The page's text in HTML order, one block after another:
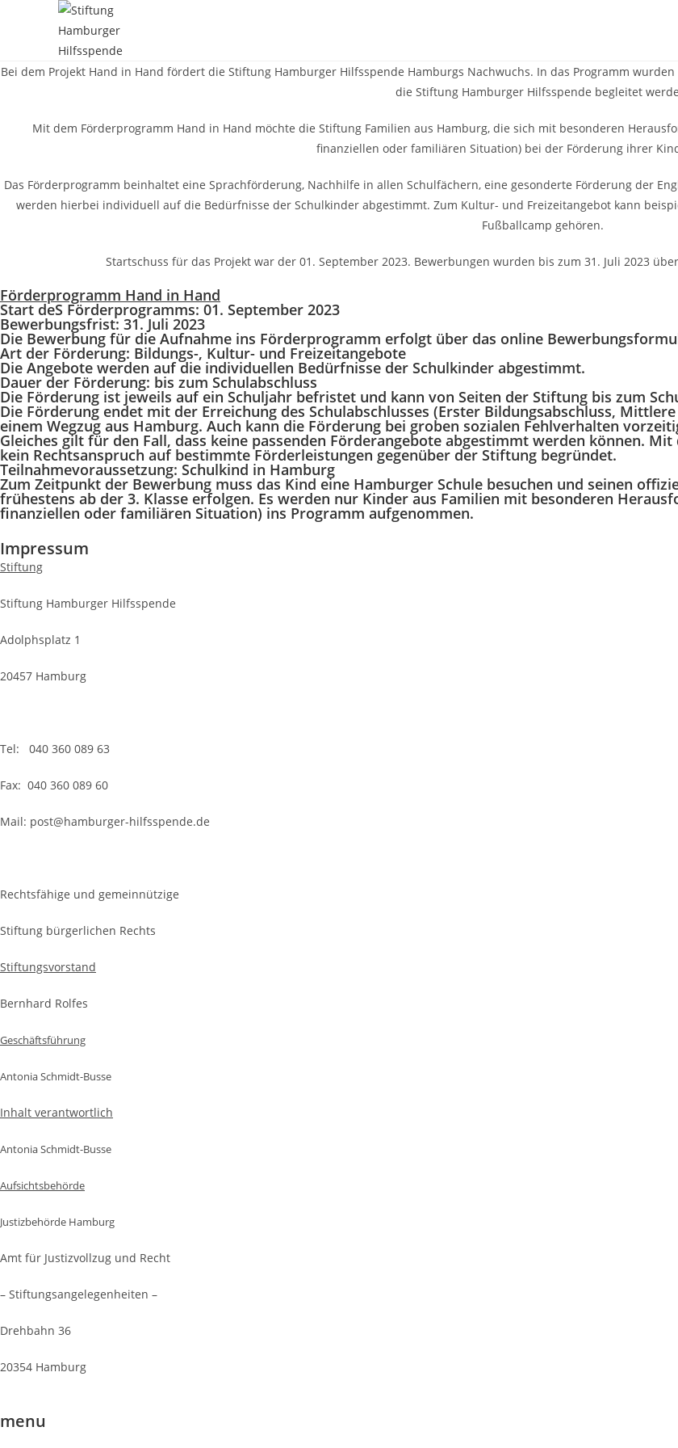
Bei dem Projekt Hand in Hand fördert die Stiftung Hamburger Hilfsspende Hamburgs Nachwuchs. In das Programm
die Stiftung Hamburger Hilfsspende begleitet
Mit dem Förderprogramm Hand in Hand möchte die Stiftung Familien aus Hamburg, die sich mit besonderen
finanziellen oder familiären Situation) bei der Förderung ihrer
Das Förderprogramm beinhaltet eine Sprachförderung, Nachhilfe in allen Schulfächern, eine gesonderte Förderung der
werden hierbei individuell auf die Bedürfnisse der Schulkinder abgestimmt. Zum Kultur- und Freizeitangebot kann
Fußballcamp gehören.
Startschuss für das Projekt war der 01. September 2023. Bewerbungen wurden bis zum 31. Juli 2023
Förderprogramm Hand in Hand
Start deS Förderprogramms: 01. September 2023
Bewerbungsfrist: 31. Juli 2023
Die Bewerbung für die Aufnahme ins Förderprogramm erfolgt über das online
Art der Förderung: Bildungs-, Kultur- und Freizeitangebote
Die Angebote werden auf die individuellen Bedürfnisse der Schulkinder abgestimmt.
Dauer der Förderung: bis zum Schulabschluss
Die Förderung ist jeweils auf ein Schuljahr befristet und kann von Seiten der Stiftung bis zum
Die Förderung endet mit der Erreichung des Schulabschlusses (Erster Bildungsabschluss,
einem Wegzug aus Hamburg. Auch kann die Förderung bei groben sozialen Fehlverhalten
Gleiches gilt für den Fall, dass keine passenden Förderangebote abgestimmt werden können. Mit
kein Rechtsanspruch auf bestimmte Förderleistungen gegenüber der Stiftung begründet.
Teilnahmevoraussetzung: Schulkind in Hamburg
Zum Zeitpunkt der Bewerbung muss das Kind eine Hamburger Schule besuchen und seinen
frühestens ab der 3. Klasse erfolgen. Es werden nur Kinder aus Familien mit besonderen
finanziellen oder familiären Situation) ins Programm aufgenommen.
Impressum
Stiftung
Stiftung Hamburger Hilfsspende
Adolphsplatz 1
20457 Hamburg
Tel: 040 360 089 63
Fax: 040 360 089 60
Mail: post@hamburger-hilfsspende.de
Rechtsfähige und gemeinnützige
Stiftung bürgerlichen Rechts
Stiftungsvorstand
Bernhard Rolfes
Geschäftsführung
Antonia Schmidt-Busse
Inhalt verantwortlich
Antonia Schmidt-Busse
Aufsichtsbehörde
Justizbehörde Hamburg
Amt für Justizvollzug und Recht
– Stiftungsangelegenheiten –
Drehbahn 36
20354 Hamburg
menu